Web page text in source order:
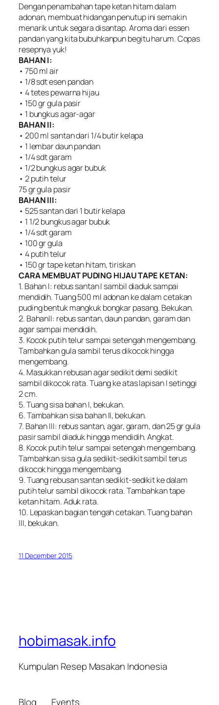
Dengan penambahan tape ketan hitam dalam
adonan, membuat hidangan penutup ini semakin
menarik untuk segara disantap. Aroma dari essen
pandan yang kita bubuhkanpun begitu harum. Copas
resepnya yuk!
BAHAN I:
• 750 ml air
• 1/8 sdt esen pandan
• 4 tetes pewarna hijau
• 150 gr gula pasir
• 1 bungkus agar-agar
BAHAN II:
• 200 ml santan dari 1/4 butir kelapa
• 1 lembar daun pandan
• 1/4 sdt garam
• 1/2 bungkus agar bubuk
• 2 putih telur
75 gr gula pasir
BAHAN III:
• 525 santan dari 1 butir kelapa
• 1 1/2 bungkus agar bubuk
• 1/4 sdt garam
• 100 gr gula
• 4 putih telur
• 150 gr tape ketan hitam, tiriskan
CARA MEMBUAT PUDING HIJAU TAPE KETAN:
1. Bahan I: rebus santan I sambil diaduk sampai
mendidih. Tuang 500 ml adonan ke dalam cetakan
puding bentuk mangkuk bongkar pasang. Bekukan.
2. BahanII: rebus santan, daun pandan, garam dan
agar sampai mendidih.
3. Kocok putih telur sampai setengah mengembang.
Tambahkan gula sambil terus dikocok hingga
mengembang.
4. Masukkan rebusan agar sedikit demi sedikit
sambil dikocok rata. Tuang ke atas lapisan I setinggi
2 cm.
5. Tuang sisa bahan I, bekukan.
6. Tambahkan sisa bahan II, bekukan.
7. Bahan III: rebus santan, agar, garam, dan 25 gr gula
pasir sambil diaduk hingga mendidih. Angkat.
8. Kocok putih telur sampai setengah mengembang.
Tambahkan sisa gula sedikit-sedikit sambil terus
dikocok hingga mengembang.
9. Tuang rebusan santan sedikit-sedikit ke dalam
putih telur sambil dikocok rata. Tambahkan tape
ketan hitam. Aduk rata.
10. Lepaskan bagian tengah cetakan. Tuang bahan
III, bekukan.
11 December 2015
hobimasak.info
Kumpulan Resep Masakan Indonesia
Blog Events